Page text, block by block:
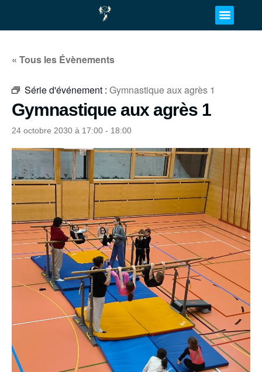
« Tous les Évènements
Série d'événement : Gymnastique aux agrès 1
Gymnastique aux agrès 1
24 octobre 2030 à 17:00 - 18:00